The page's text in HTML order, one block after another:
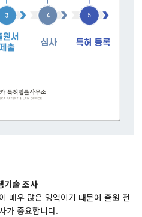
술 조사
매우 많은 영역이기 때문에 출원 전
가 중요합니다.